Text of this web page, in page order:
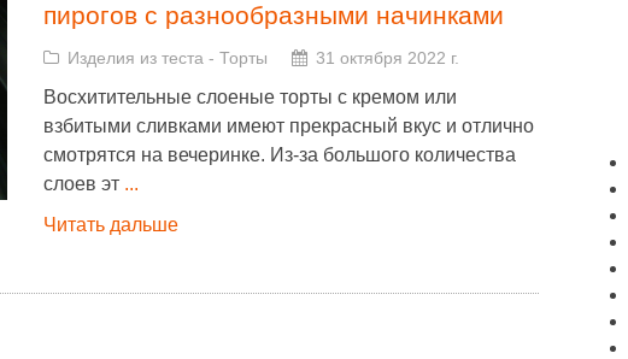
пирогов с разнообразными начинками
Изделия из теста - Торты 31 октября 2022 г.
Восхитительные слоеные торты с кремом или
взбитыми сливками имеют прекрасный вкус и отлично
смотрятся на вечеринке. Из-за большого количества
слоев эт ...
Читать дальше